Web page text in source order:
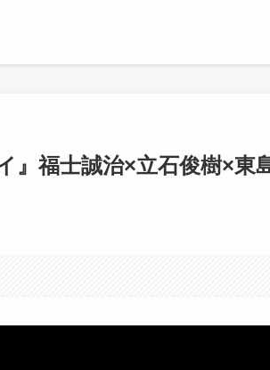
』福士誠治×立石俊樹×東